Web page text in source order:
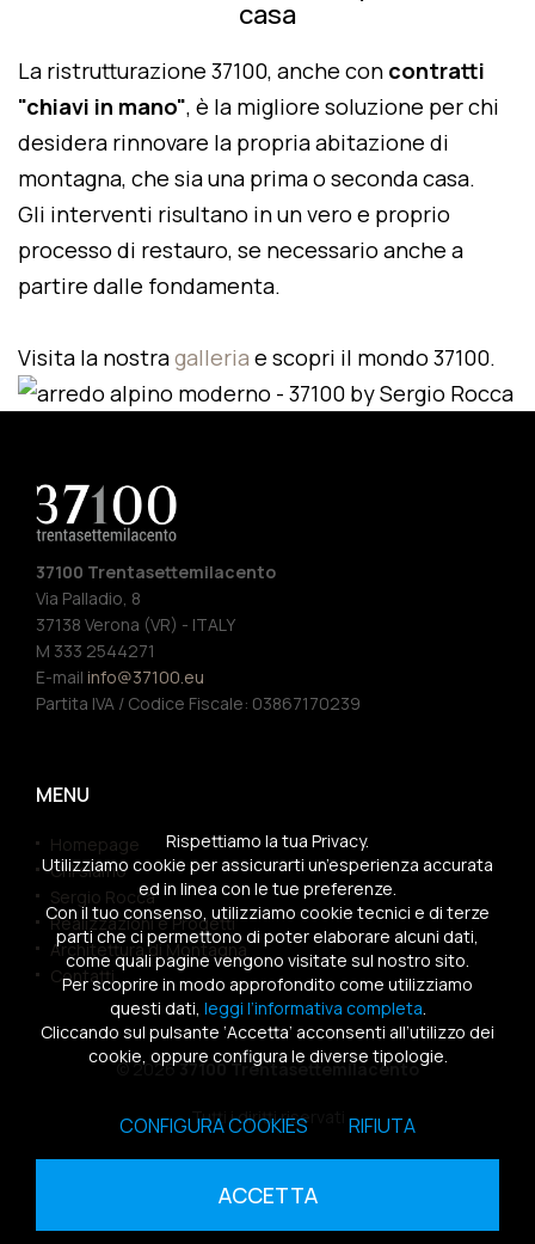
casa
La ristrutturazione 37100, anche con contratti
"chiavi in mano", è la migliore soluzione per chi
desidera rinnovare la propria abitazione di
montagna, che sia una prima o seconda casa.
Gli interventi risultano in un vero e proprio
processo di restauro, se necessario anche a
partire dalle fondamenta.
Visita la nostragalleria e scopri il mondo 37100.
37100 Trentasettemilacento
Via Palladio, 8
37138 Verona (VR) - ITALY
M 333 2544271
E-mail info@37100.eu
Partita IVA / Codice Fiscale: 03867170239
MENU
Homepage
Chi siamo
Sergio Rocca
Realizzazioni e Progetti
Architettura di Montagna
Contatti
© 202637100 Trentasettemilacento
Tutti i diritti riservati
Sitemap|Privacy Policy|Cookies Policy
Rispettiamo la tua Privacy.
Utilizziamo cookie per assicurarti un’esperienza accurata
ed in linea con le tue preferenze.
Con il tuo consenso, utilizziamo cookie tecnici e di terze
parti che ci permettono di poter elaborare alcuni dati,
come quali pagine vengono visitate sul nostro sito.
Per scoprire in modo approfondito come utilizziamo
questi dati, leggi l’informativa completa.
Cliccando sul pulsante ‘Accetta’ acconsenti all’utilizzo dei
cookie, oppure configura le diverse tipologie.
CONFIGURA COOKIES RIFIUTA
ACCETTA